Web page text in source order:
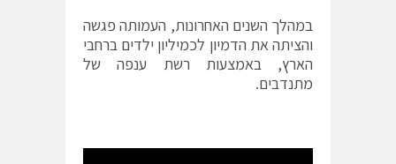
במהלך השנים האחרונות, העמותה פגשה
והציתה את הדמיון לכמיליון ילדים ברחבי
הארץ, באמצעות רשת ענפה של
מתנדבים.